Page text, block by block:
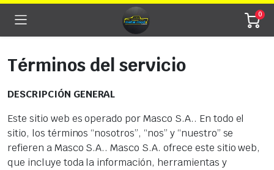
0
Términos del servicio
DESCRIPCIÓN GENERAL
Este sitio web es operado por Masco S.A.. En todo el
sitio, los términos “nosotros”, “nos” y “nuestro” se
refieren a Masco S.A.. Masco S.A. ofrece este sitio web,
que incluye toda la información, herramientas y